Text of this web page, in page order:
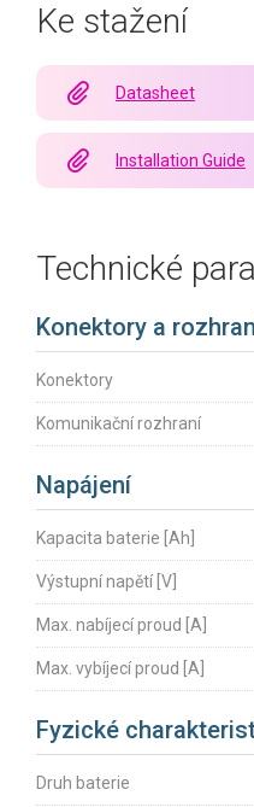
Ke stažení
Datasheet
Installation Guide
Technické
Konektory a
Konektory
Komunikační rozhraní
Napájení
Kapacita baterie [Ah]
Výstupní napětí [V]
Max. nabíjecí proud [A]
Max. vybíjecí proud [A]
Fyzické
Druh baterie